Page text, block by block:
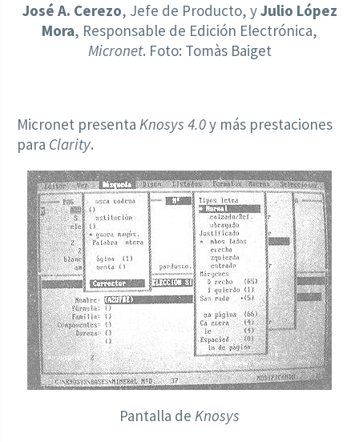
José A. Cerezo, Jefe de Producto, yJulio López
Mora, Responsable de Edición Electrónica,
Micronet. Foto: Tomàs Baiget
Micronet presenta Knosys 4.0y más prestaciones
para Clarity.
Pantalla de Knosys